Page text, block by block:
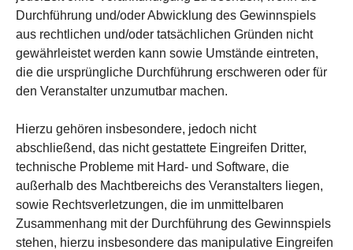
Durchführung und/oder Abwicklung des Gewinnspiels
aus rechtlichen und/oder tatsächlichen Gründen nicht
gewährleistet werden kann sowie Umstände eintreten,
die die ursprüngliche Durchführung erschweren oder für
den Veranstalter unzumutbar machen.
Hierzu gehören insbesondere, jedoch nicht
abschließend, das nicht gestattete Eingreifen Dritter,
technische Probleme mit Hard- und Software, die
außerhalb des Machtbereichs des Veranstalters liegen,
sowie Rechtsverletzungen, die im unmittelbaren
Zusammenhang mit der Durchführung des Gewinnspiels
stehen, hierzu insbesondere das manipulative Eingreifen